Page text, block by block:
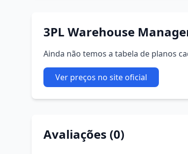
3PL Warehouse
Ainda não temos a tabela de planos
Ver preços no site oficial
Avaliações (0)